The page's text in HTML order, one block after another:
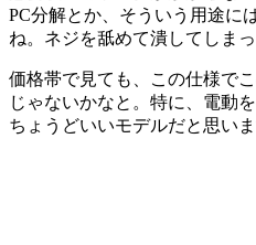
PC分解とか、そういう用途に
ね。ネジを舐めて潰してしま
価格帯で見ても、この仕様で
じゃないかなと。特に、電動
ちょうどいいモデルだと思いま